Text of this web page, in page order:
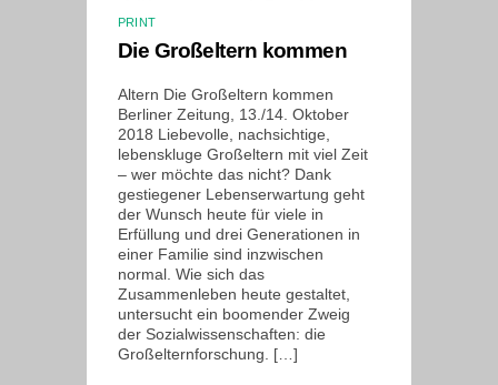
PRINT
Die Großeltern kommen
Altern Die Großeltern kommen
Berliner Zeitung, 13./14. Oktober
2018 Liebevolle, nachsichtige,
lebenskluge Großeltern mit viel Zeit
– wer möchte das nicht? Dank
gestiegener Lebenserwartung geht
der Wunsch heute für viele in
Erfüllung und drei Generationen in
einer Familie sind inzwischen
normal. Wie sich das
Zusammenleben heute gestaltet,
untersucht ein boomender Zweig
der Sozialwissenschaften: die
Großelternforschung. […]